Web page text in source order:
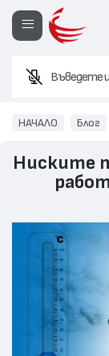
Въведете
НАЧАЛО Блог
Ниските